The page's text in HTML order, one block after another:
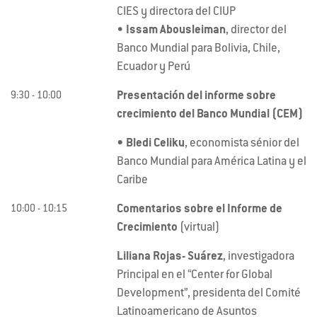
CIES y directora del CIUP
• Issam Abousleiman, director del
Banco Mundial para Bolivia, Chile,
Ecuador y Perú
9:30 - 10:00
Presentación del informe sobre
crecimiento del Banco Mundial (CEM)
• Bledi Celiku, economista sénior del
Banco Mundial para América Latina y el
Caribe
10:00 - 10:15
Comentarios sobre el Informe de
Crecimiento (virtual)
Liliana Rojas- Suárez, investigadora
Principal en el “Center for Global
Development”, presidenta del Comité
Latinoamericano de Asuntos